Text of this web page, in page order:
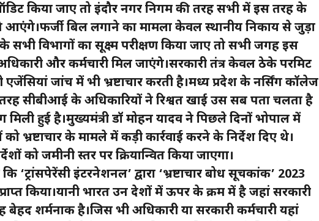
किया जाए तो इंदौर नगर निगम की तरह सभी में इस तरह के
आएंगे।फर्जी बिल लगाने का मामला केवल स्थानीय निकाय से जुड़ा
सभी विभागों का सूक्ष्म परीक्षण किया जाए तो सभी जगह इस
और कर्मचारी मिल जाएंगे।सरकारी तंत्र केवल ठेके परमिट
एजेंसियां जांच में भी भ्रष्टाचार करती है।मध्य प्रदेश के नर्सिंग कॉलेज
सीबीआई के अधिकारियों ने रिश्वत खाई उस सब पता चलता है
मिली हुई है।मुख्यमंत्री डॉ मोहन यादव ने पिछले दिनों भोपाल में
भ्रष्टाचार के मामले में कड़ी कार्रवाई करने के निर्देश दिए थे।
को जमीनी स्तर पर क्रियान्वित किया जाएगा।
‘ट्रांसपेरेंसी इंटरनेशनल’ द्वारा ‘भ्रष्टाचार बोध सूचकांक’ 2023
किया।यानी भारत उन देशों में ऊपर के क्रम में है जहां सरकारी
बेहद शर्मनाक है।जिस भी अधिकारी या सरकारी कर्मचारी यहां